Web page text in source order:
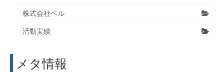
株式会社ベル
活動実績
メタ情報